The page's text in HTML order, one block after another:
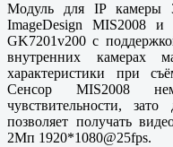
Модуль для IP камеры
ImageDesign MIS2008 и
GK7201v200 с
внутренних камерах
характеристики при
Сенсор MIS2008
чувствительности,
позволяет получать
2Мп 1920*1080@25fps.